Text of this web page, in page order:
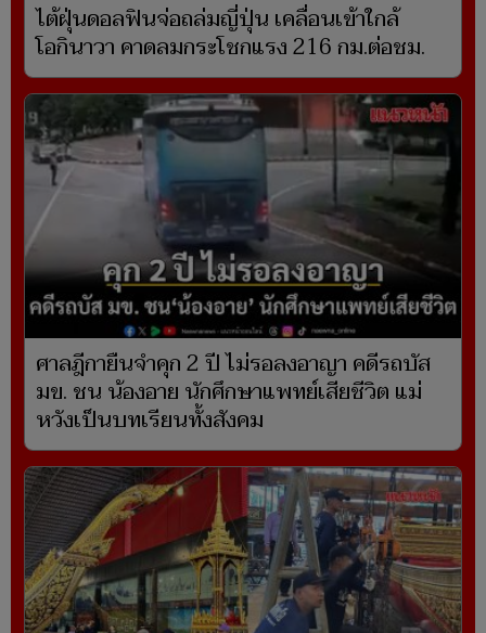
ไต้ฝุ่นดอลฟินจ่อถล่มญี่ปุ่น เคลื่อนเข้าใกล้
โอกินาวา คาดลมกระโชกแรง 216 กม.ต่อชม.
ศาลฎีกายืนจำคุก 2 ปี ไม่รอลงอาญา คดีรถบัส
มข. ชน น้องอาย นักศึกษาแพทย์เสียชีวิต แม่
หวังเป็นบทเรียนทั้งสังคม